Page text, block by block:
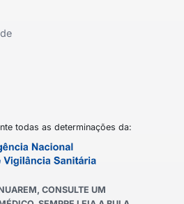
todas as determinações da:
CONSULTE UM